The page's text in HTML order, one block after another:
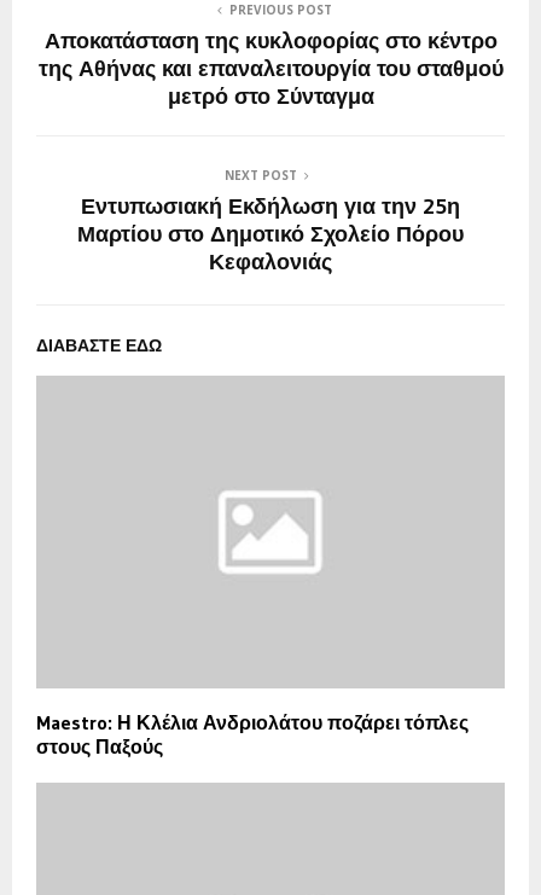
PREVIOUS POST
Αποκατάσταση της κυκλοφορίας στο κέντρο
της Αθήνας και επαναλειτουργία του σταθμού
μετρό στο Σύνταγμα
NEXT POST
Εντυπωσιακή Εκδήλωση για την 25η
Μαρτίου στο Δημοτικό Σχολείο Πόρου
Κεφαλονιάς
ΔΙΑΒΑΣΤΕ ΕΔΩ
Maestro: Η Κλέλια Ανδριολάτου ποζάρει τόπλες
στους Παξούς